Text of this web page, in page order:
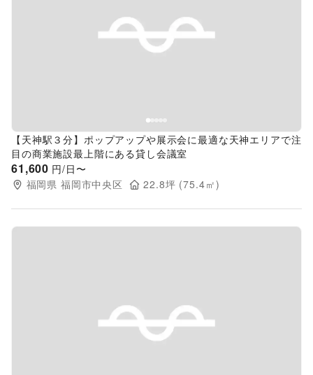
Previous slide
【天神駅３分】ポップアップや展示会に最適な天神エリアで注
目の商業施設最上階にある貸し会議室
61,600 円/日〜
福岡県 福岡市中央区 22.8坪 (75.4㎡)
Previous slide